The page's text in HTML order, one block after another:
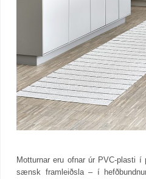
Motturnar eru ofnar úr PVC-plasti
sænsk framleiðsla – í